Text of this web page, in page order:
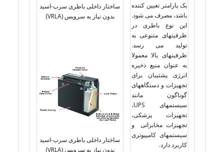
یک پارامتر تعیین کننده
باشد، مصرف می شود.
این نوع باطری در
ظرفیتهای متنوعی به
تولید می رسد.
ظرفیتهای بالا معمولا
به عنوان منبع ذخیره
انرژی پشتیبان برای
تجهیزات و دستگاههای
گوناگون مانند
سیستمهای UPS،
تجهیزات پزشکی،
تجهیزات مخابراتی و
سیستمهای کامپیوتری
کاربرد دارد.
ساختار داخلی باطری سرب-اسید
بدون نیاز به سرویس (VRLA)
ساختار داخلی باطری سرب-اسید
بدون نیاز به سرویس (VRLA)